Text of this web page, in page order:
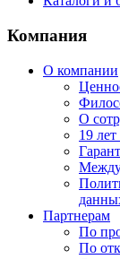
Компания
О компании
О
19
Партнерам
По
По